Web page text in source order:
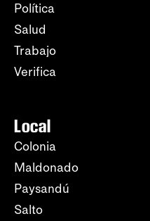
Política
Salud
Trabajo
Verifica
Local
Colonia
Maldonado
Paysandú
Salto